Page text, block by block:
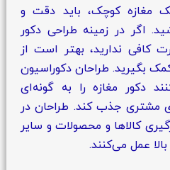
مغازه کوچک، باید دقت و
اگر در زمینه طراحی دکور
کافی ندارید، بهتر است از
بگیرید. طراحان دکوراسیون
دکور مغازه را به گونه‌ای
مشتری جذب کند. طراحان در
کالاها و محصولات و سایر
عمل می‌کنند.